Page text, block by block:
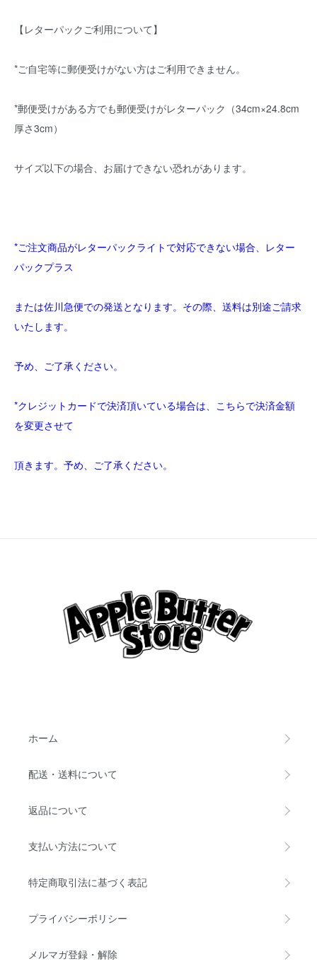
【レターパックご利用について】
*ご自宅等に郵便受けがない方はご利用できません。
*郵便受けがある方でも郵便受けがレターパック（34cm×24.8cm
厚さ3cm）
サイズ以下の場合、お届けできない恐れがあります。
*ご注文商品がレターパックライトで対応できない場合、レター
パックプラス
または佐川急便での発送となります。その際、送料は別途ご請求
いたします。
予め、ご了承ください。
*クレジットカードで決済頂いている場合は、こちらで決済金額
を変更させて
頂きます。予め、ご了承ください。
ホーム
配送・送料について
返品について
支払い方法について
特定商取引法に基づく表記
プライバシーポリシー
メルマガ登録・解除